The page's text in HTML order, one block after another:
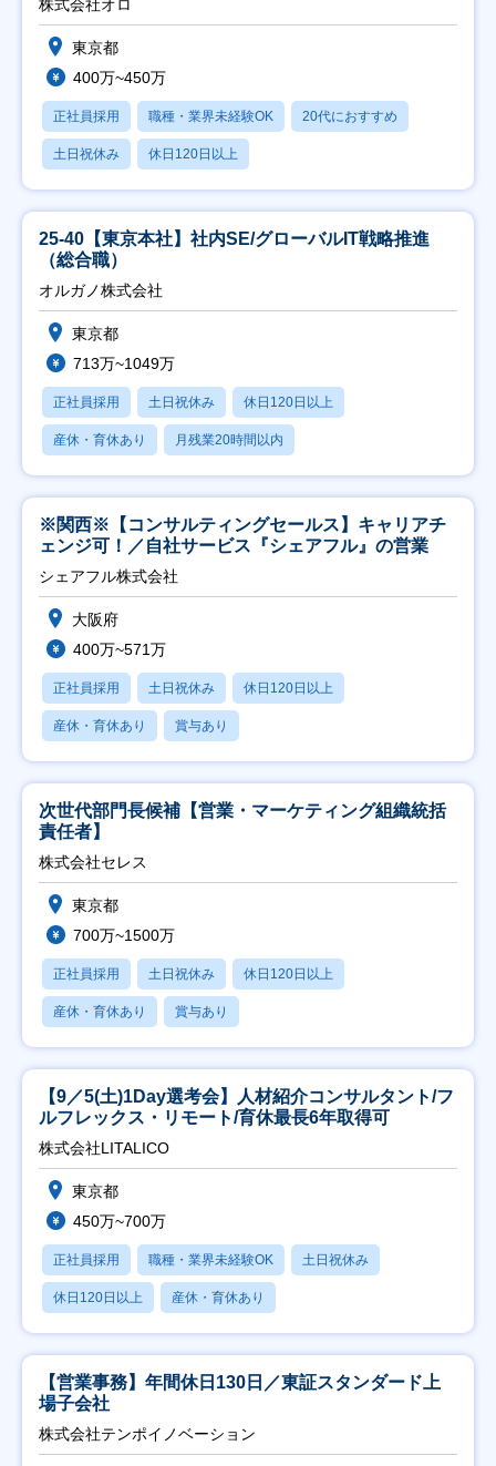
株式会社オロ
東京都
400万~450万
正社員採用 職種・業界未経験OK 20代におすすめ
土日祝休み 休日120日以上
25-40【東京本社】社内SE/グローバルIT戦略推進
（総合職）
オルガノ株式会社
東京都
713万~1049万
正社員採用 土日祝休み 休日120日以上
産休・育休あり 月残業20時間以内
※関西※【コンサルティングセールス】キャリアチ
ェンジ可！／自社サービス『シェアフル』の営業
シェアフル株式会社
大阪府
400万~571万
正社員採用 土日祝休み 休日120日以上
産休・育休あり 賞与あり
次世代部門長候補【営業・マーケティング組織統括
責任者】
株式会社セレス
東京都
700万~1500万
正社員採用 土日祝休み 休日120日以上
産休・育休あり 賞与あり
【9／5(土)1Day選考会】人材紹介コンサルタント/フ
ルフレックス・リモート/育休最長6年取得可
株式会社LITALICO
東京都
450万~700万
正社員採用 職種・業界未経験OK 土日祝休み
休日120日以上 産休・育休あり
【営業事務】年間休日130日／東証スタンダード上
場子会社
株式会社テンポイノベーション